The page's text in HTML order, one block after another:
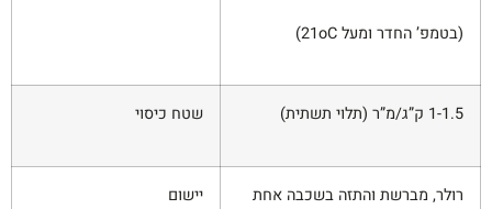
(בטמפ’ החדר ומעל 21oC)
1-1.5 ק”ג/מ”ר (תלוי תשתית) שטח כיסוי
רולר, מברשת והתזה בשכבה אחת יישום